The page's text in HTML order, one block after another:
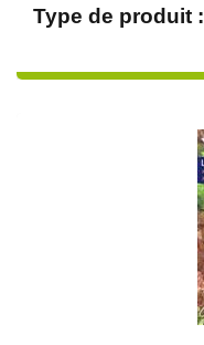
Type de produit :